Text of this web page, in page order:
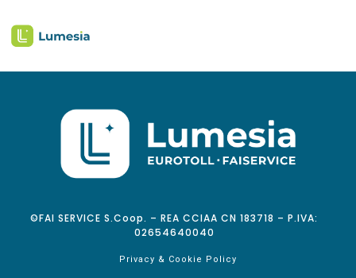
©FAI SERVICE S.Coop. – REA CCIAA CN 183718 – P.IVA:
02654640040
Privacy & Cookie Policy